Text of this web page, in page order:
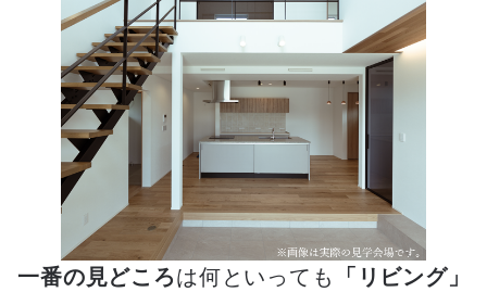
一番の見どころは何といっても 「リビング」